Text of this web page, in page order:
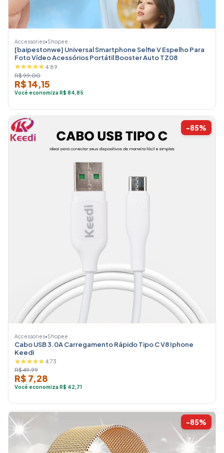
Accessories•Shopee
[baipestonwe] Universal Smartphone Selfie V Espelho Para
Foto Vídeo Acessórios Portátil Booster Auto TZ08
4.89
R$ 99,00
R$ 14,15
Você economiza R$ 84,85
-85%
Accessories•Shopee
Cabo USB 3.0A Carregamento Rápido Tipo C V8 Iphone
Keedi
4.73
R$ 49,99
R$ 7,28
Você economiza R$ 42,71
-85%